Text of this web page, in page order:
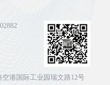
港国际工业园瑞文路12号